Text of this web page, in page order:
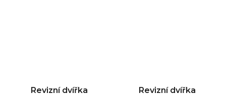
Revizní dvířka
Revizní dvířka